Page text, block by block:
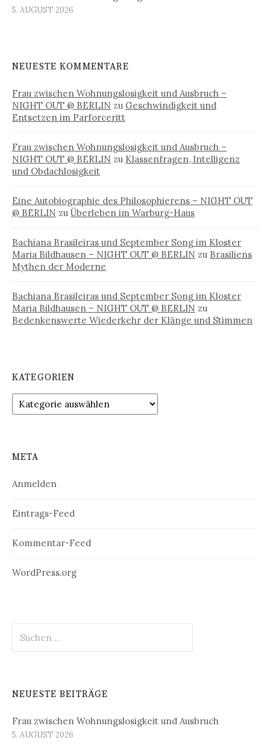
5. AUGUST 2026
NEUESTE KOMMENTARE
Frau zwischen Wohnungslosigkeit und Ausbruch –
NIGHT OUT @ BERLIN zu Geschwindigkeit und
Entsetzen im Parforceritt
Frau zwischen Wohnungslosigkeit und Ausbruch –
NIGHT OUT @ BERLIN zu Klassenfragen, Intelligenz
und Obdachlosigkeit
Eine Autobiographie des Philosophierens – NIGHT OUT
@ BERLIN zu Überleben im Warburg-Haus
Bachiana Brasileiras und September Song im Kloster
Maria Bildhausen – NIGHT OUT @ BERLIN zu Brasiliens
Mythen der Moderne
Bachiana Brasileiras und September Song im Kloster
Maria Bildhausen – NIGHT OUT @ BERLIN zu
Bedenkenswerte Wiederkehr der Klänge und Stimmen
KATEGORIEN
Kategorien
META
Anmelden
Eintrags-Feed
Kommentar-Feed
WordPress.org
nach:
NEUESTE BEITRÄGE
Frau zwischen Wohnungslosigkeit und Ausbruch
5. AUGUST 2026